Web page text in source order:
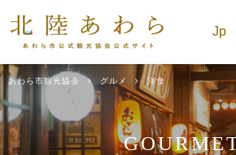
あわら市観光協会 グルメ 洋食